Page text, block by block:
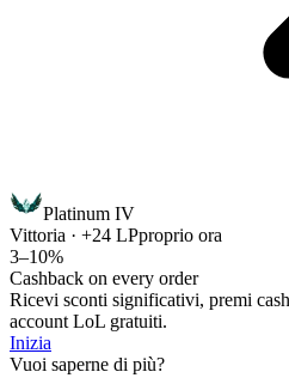
Platinum IV
Vittoria · +24 LPproprio ora
3–10%
Cashback on every order
Ricevi sconti significativi, premi
account LoL gratuiti.
Inizia
Vuoi saperne di più?